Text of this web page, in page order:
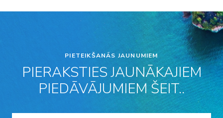
PIETEIKŠANĀS JAUNUMIEM
PIERAKSTIES JAUNĀKAJIEM
PIEDĀVĀJUMIEM ŠEIT..